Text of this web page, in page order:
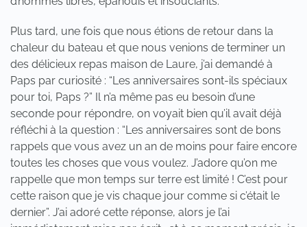
Plus tard, une fois que nous étions de retour dans la
chaleur du bateau et que nous venions de terminer un
des délicieux repas maison de Laure, j’ai demandé à
Paps par curiosité : “Les anniversaires sont-ils spéciaux
pour toi, Paps ?” Il n’a même pas eu besoin d’une
seconde pour répondre, on voyait bien qu’il avait déjà
réfléchi à la question : “Les anniversaires sont de bons
rappels que vous avez un an de moins pour faire encore
toutes les choses que vous voulez. J’adore qu’on me
rappelle que mon temps sur terre est limité ! C’est pour
cette raison que je vis chaque jour comme si c’était le
dernier”. J’ai adoré cette réponse, alors je l’ai